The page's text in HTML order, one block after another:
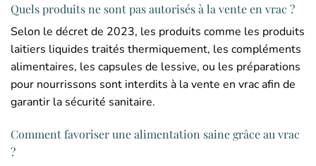
Quels produits ne sont pas autorisés à la vente en vrac ?
Selon le décret de 2023, les produits comme les produits
laitiers liquides traités thermiquement, les compléments
alimentaires, les capsules de lessive, ou les préparations
pour nourrissons sont interdits à la vente en vrac afin de
garantir la sécurité sanitaire.
Comment favoriser une alimentation saine grâce au vrac
?